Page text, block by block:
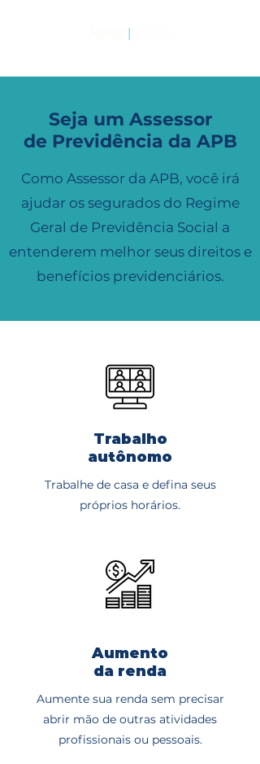
Seja um Assessor
de Previdência da APB
Como Assessor da APB, você irá
ajudar os segurados do Regime
Geral de Previdência Social a
entenderem melhor seus direitos e
benefícios previdenciários.
Trabalho
autônomo
Trabalhe de casa e defina seus
próprios horários.
Aumento
da renda
Aumente sua renda sem precisar
abrir mão de outras atividades
profissionais ou pessoais.